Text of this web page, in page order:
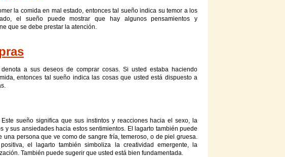
la comidaen mal estado, entonces tal sueño indica su temor a los
el sueño puede mostrar que hay algunos pensamientos y
que se debe prestar la atención.
a sus deseos de comprar cosas. Si usted estaba haciendo
, entonces tal sueño indica las cosas que usted está dispuesto a
sueño significa que sus instintos y reacciones hacia el sexo, la
y sus ansiedades hacia estos sentimientos. El lagarto también puede
una persona que ve como de sangre fría, temeroso, o de piel gruesa.
el lagarto también simboliza la creatividad emergente, la
También puede sugerir que usted está bien fundamentada.